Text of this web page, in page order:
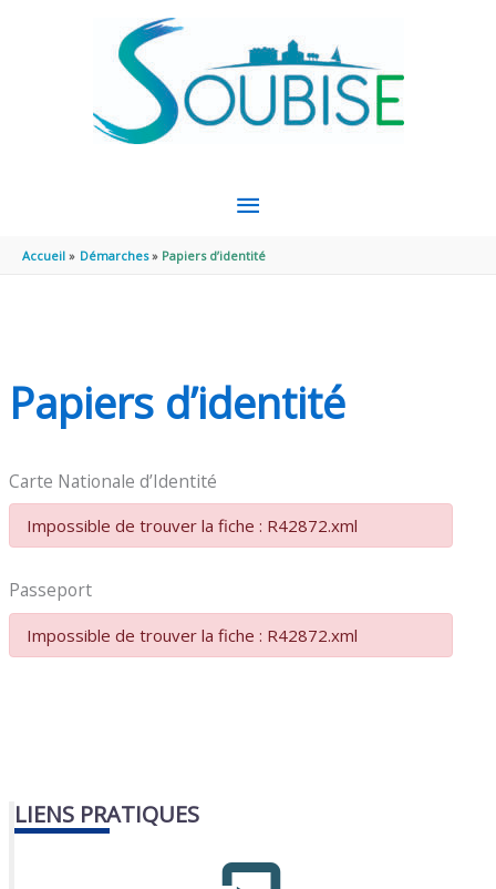
MENU
PRINCIPAL
Accueil Démarches Papiers d’identité
Papiers d’identité
Carte Nationale d’Identité
Impossible de trouver la fiche : R42872.xml
Passeport
Impossible de trouver la fiche : R42872.xml
LIENS PRATIQUES